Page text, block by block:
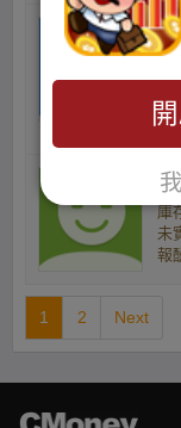
施
12
未
報
庫
未
報
1 2 Next